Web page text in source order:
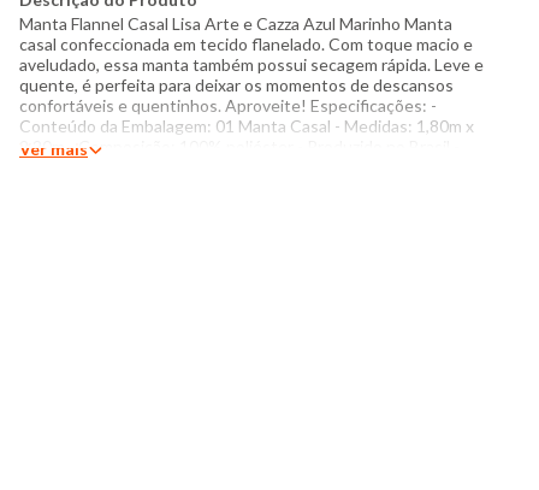
Manta Flannel Casal Lisa Arte e Cazza Azul Marinho Manta
casal confeccionada em tecido flanelado. Com toque macio e
aveludado, essa manta também possui secagem rápida. Leve e
quente, é perfeita para deixar os momentos de descansos
confortáveis e quentinhos. Aproveite! Especificações: -
Conteúdo da Embalagem: 01 Manta Casal - Medidas: 1,80m x
2,20m - Composição: 100% poliéster - Produzido no Brasil -
Ver mais